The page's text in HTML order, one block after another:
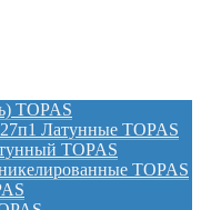
TOPAS
Латунные TOPAS
TOPAS
TOPAS